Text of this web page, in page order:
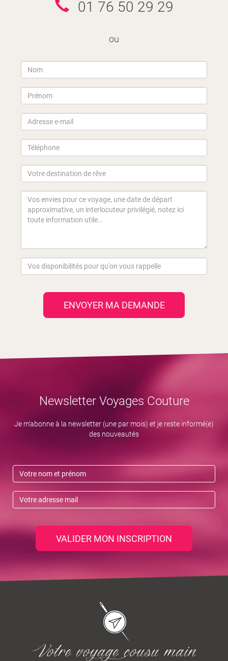
01 76 50 29 29
ou
ENVOYER MA DEMANDE
Newsletter Voyages Couture
Je m’abonne à la newsletter (une par mois) et je reste informé(e)
des nouveautés
VALIDER MON INSCRIPTION